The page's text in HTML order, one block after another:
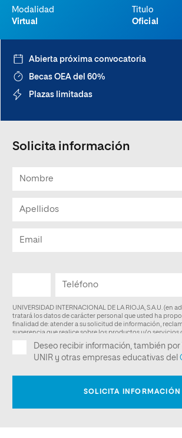
Modalidad
Virtual
Titulo
Oficial
Abierta próxima convocatoria
Becas OEA del 60%
Plazas limitadas
Solicita información